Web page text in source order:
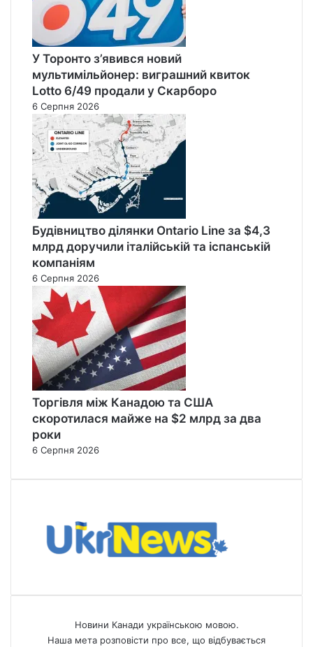
У Торонто з’явився новий
мультимільйонер: виграшний квиток
Lotto 6/49 продали у Скарборо
6 Серпня 2026
Будівництво ділянки Ontario Line за $4,3
млрд доручили італійській та іспанській
компаніям
6 Серпня 2026
Торгівля між Канадою та США
скоротилася майже на $2 млрд за два
роки
6 Серпня 2026
Новини Канади українською мовою.
Наша мета розповісти про все, що відбувається